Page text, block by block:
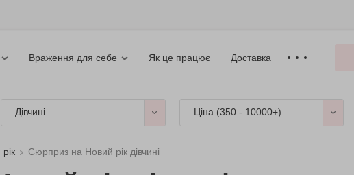
Враження для себе Як це працює Доставка
Дівчині Ціна (350 - 10000+)
Сюрприз на Новий рік дівчині